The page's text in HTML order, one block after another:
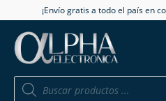
¡Envío gratis a todo el país en
Búsqueda